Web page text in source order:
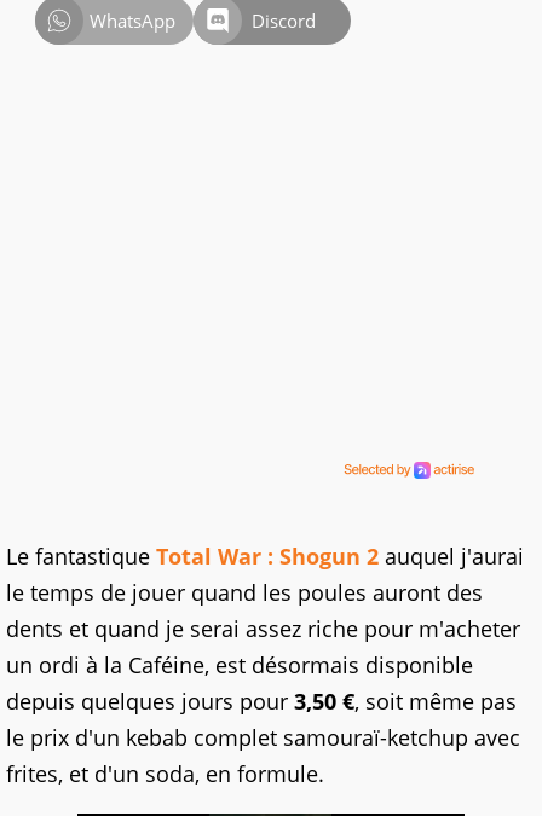
WhatsApp
Discord
Le fantastique Total War : Shogun 2 auquel j'aurai
le temps de jouer quand les poules auront des
dents et quand je serai assez riche pour m'acheter
un ordi à la Caféine, est désormais disponible
depuis quelques jours pour 3,50 €, soit même pas
le prix d'un kebab complet samouraï-ketchup avec
frites, et d'un soda, en formule.